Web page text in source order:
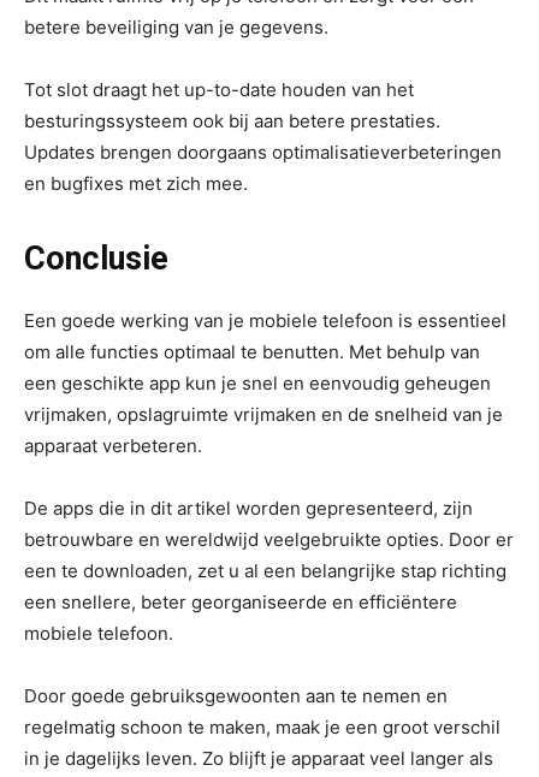
betere beveiliging van je gegevens.
Tot slot draagt het up-to-date houden van het
besturingssysteem ook bij aan betere prestaties.
Updates brengen doorgaans optimalisatieverbeteringen
en bugfixes met zich mee.
Conclusie
Een goede werking van je mobiele telefoon is essentieel
om alle functies optimaal te benutten. Met behulp van
een geschikte app kun je snel en eenvoudig geheugen
vrijmaken, opslagruimte vrijmaken en de snelheid van je
apparaat verbeteren.
De apps die in dit artikel worden gepresenteerd, zijn
betrouwbare en wereldwijd veelgebruikte opties. Door er
een te downloaden, zet u al een belangrijke stap richting
een snellere, beter georganiseerde en efficiëntere
mobiele telefoon.
Door goede gebruiksgewoonten aan te nemen en
regelmatig schoon te maken, maak je een groot verschil
in je dagelijks leven. Zo blijft je apparaat veel langer als